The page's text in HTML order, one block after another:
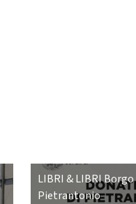
LIBRI & LIBRI
Pietrantonio